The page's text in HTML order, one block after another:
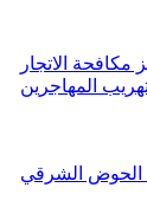
مكافحة الاتجار
المهاجرين
الحوض الشرقي